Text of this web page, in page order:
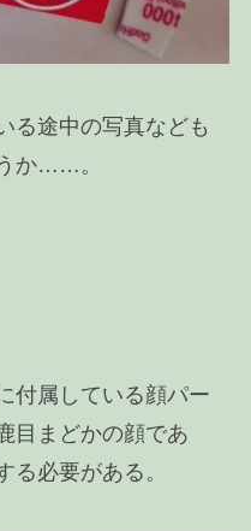
る途中の写真なども
か……。
付属している顔パー
目まどかの顔であ
る必要がある。